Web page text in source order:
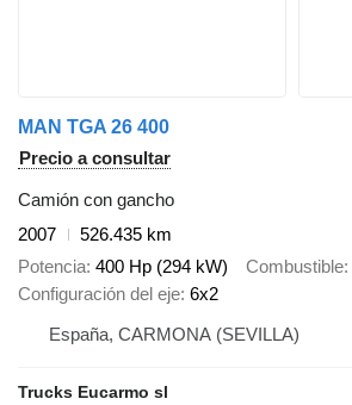
MAN TGA 26 400
Precio a consultar
Camión con gancho
2007
526.435 km
Potencia 400 Hp (294 kW) Combustible
Configuración del eje 6x2
España, CARMONA (SEVILLA)
Trucks Eucarmo sl